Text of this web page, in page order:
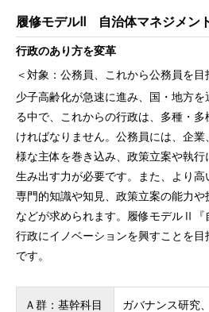
履修モデルⅡ 自治体マネジメン
行政のあり方を変革
＜対象：公務員、これから公務員を目
少子高齢化が急速に進み、国・地方
る中で、これからの行政は、多種・
ければなりません。公務員には、企
様な主体を巻き込み、政策立案や執
生み出す力が必要です。また、より高
専門的知識や知見、政策立案の能力
などが求められます。履修モデルⅡ『
行政にイノベーションを興すことを
です。
Ａ群：基幹科目
ガバナンス研究